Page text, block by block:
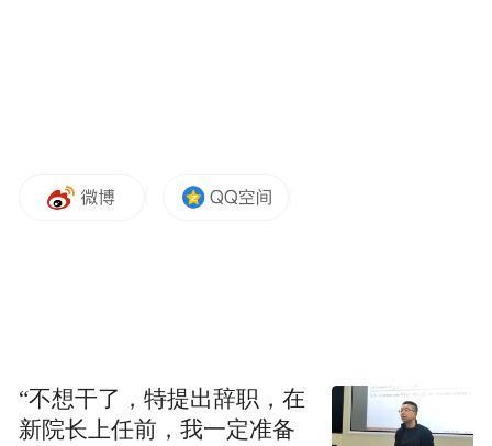
“不想干了，特提出辞职，在
新院长上任前，我一定准备